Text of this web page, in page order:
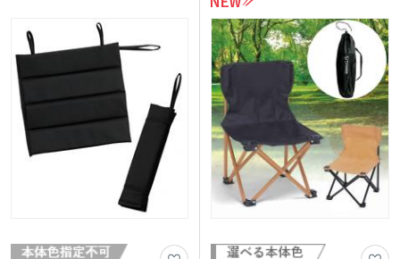
ファスナーでとめられるので収納袋に入
れやすくなっています。
座面と収納袋に1色印刷可能。カーディ
ーラーや住宅展示場の成約プレゼント、
イベントのオリジナルグッズ製作に人気
です。